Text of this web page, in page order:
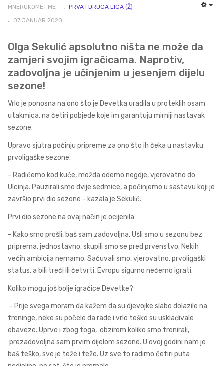
MNERUKOMET.ME
PRVA I DRUGA LIGA (Ž)
07 JANUAR 2020
Olga Sekulić apsolutno ništa ne može da
zamjeri svojim igračicama. Naprotiv,
zadovoljna je učinjenim u jesenjem dijelu
sezone!
Vrlo je ponosna na ono što je Devetka uradila u proteklih osam
utakmica, na četiri pobjede koje im garantuju mirniji nastavak
sezone.
Upravo sjutra počinju pripreme za ono što ih čeka u nastavku
prvoligaške sezone.
- Radićemo kod kuće, možda odemo negdje, vjerovatno do
Ulcinja. Pauzirali smo dvije sedmice, a počinjemo u sastavu koji je
završio prvi dio sezone - kazala je Sekulić.
Prvi dio sezone na ovaj način je ocijenila:
- Kako smo prošli, baš sam zadovoljna. Ušli smo u sezonu bez
priprema, jednostavno, skupili smo se pred prvenstvo. Nekih
većih ambicija nemamo. Sačuvali smo, vjerovatno, prvoligaški
status, a bili treći ili četvrti, Evropu sigurno nećemo igrati.
Koliko mogu još bolje igračice Devetke?
- Prije svega moram da kažem da su djevojke slabo dolazile na
treninge, neke su počele da rade i vrlo teško su usklađivale
obaveze. Uprvo i zbog toga, obzirom koliko smo trenirali,
prezadovoljna sam prvim dijelom sezone. U ovoj godini nam je
baš teško, sve je teže i teže. Uz sve to radimo četiri puta